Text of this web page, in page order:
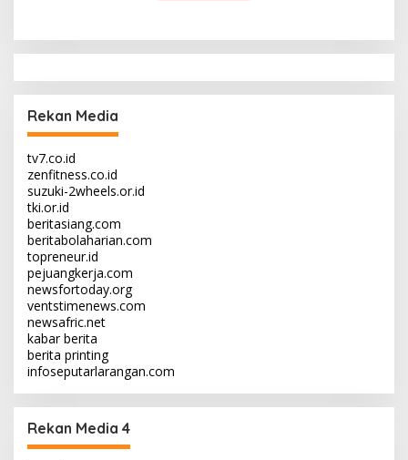
Rekan Media
tv7.co.id
zenfitness.co.id
suzuki-2wheels.or.id
tki.or.id
beritasiang.com
beritabolaharian.com
topreneur.id
pejuangkerja.com
newsfortoday.org
ventstimenews.com
newsafric.net
kabar berita
berita printing
infoseputarlarangan.com
Rekan Media 4